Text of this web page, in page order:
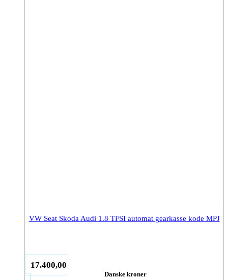
VW Seat Skoda Audi 1.8 TFSI automat gearkasse kode MPJ
17.400,00
Danske kroner